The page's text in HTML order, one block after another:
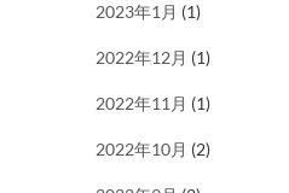
2023年1月 (1)
2022年12月 (1)
2022年11月 (1)
2022年10月 (2)